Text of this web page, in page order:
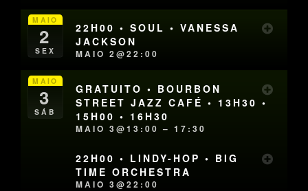
MAIO
2
SEX
22H00 • SOUL • VANESSA
JACKSON
MAIO 2@22:00
MAIO
3
SÁB
GRATUITO • BOURBON
STREET JAZZ CAFÉ • 13H30 •
15H00 • 16H30
MAIO 3@13:00 – 17:30
22H00 • LINDY-HOP • BIG
TIME ORCHESTRA
MAIO 3@22:00